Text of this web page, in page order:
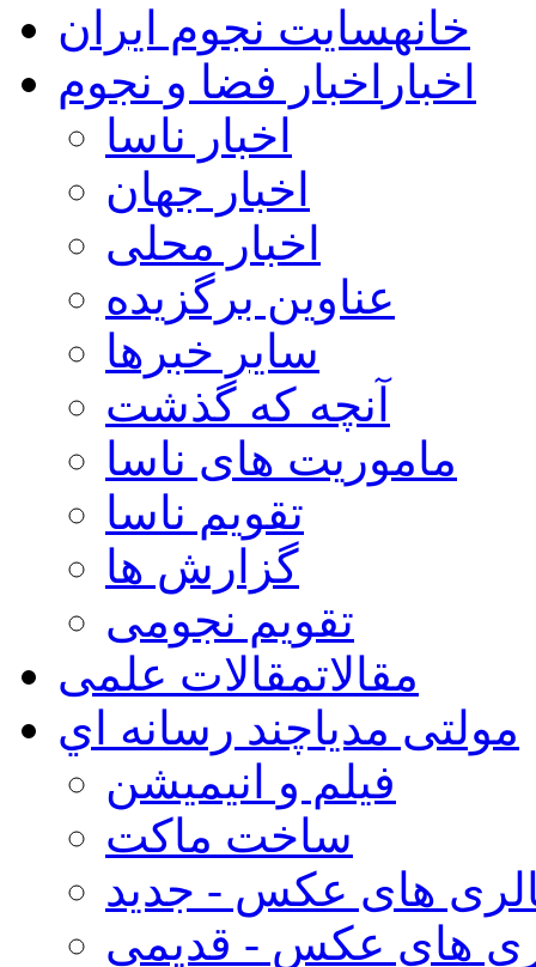
خانهسایت نجوم ایران
اخبار اخبار فضا و نجوم
اخبار ناسا
اخبار جهان
اخبار محلی
عناوین برگزیده
سایر خبرها
آنچه که گذشت
ماموریت های ناسا
تقویم ناسا
گزارش ها
تقویم نجومی
مقالاتمقالات علمی
مولتی مدیاچند رسانه اي
فیلم و انیمیشن
ساخت ماکت
های عکس - جدید
های عکس - قدیمی